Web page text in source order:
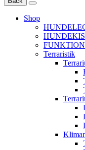
Shop
Terraristik